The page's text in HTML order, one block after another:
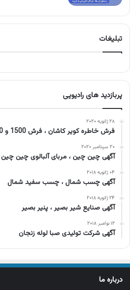
تبلیغات
پربازدید های رادیویی
۲۸ ژانویه ۲۰۲۰
فرش خاطره کویر کاشان ، فرش 1500 و 1600 شانه
۲۰ سپتامبر ۲۰۲۰
آگهی چین چین ، مربای آلبالوی چین چین
۰۴ ژانویه ۲۰۱۸
آگهی چسب شمال ، چسب سفید شمال
۲۴ ژانویه ۲۰۱۸
آگهی صنایع شیر بصیر ، پنیر بصیر
۱۲ نوامبر ۲۰۱۸
آگهی شرکت تولیدی صبا لوله زنجان
درباره ما